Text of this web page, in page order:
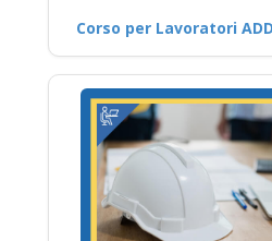
Corso per Lavoratori